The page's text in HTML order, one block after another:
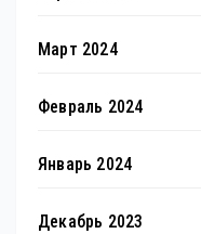
Март 2024
Февраль 2024
Январь 2024
Декабрь 2023